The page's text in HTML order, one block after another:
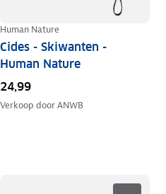
Human Nature
Cides - Skiwanten -
Human Nature
24,99
Verkoop doorANWB